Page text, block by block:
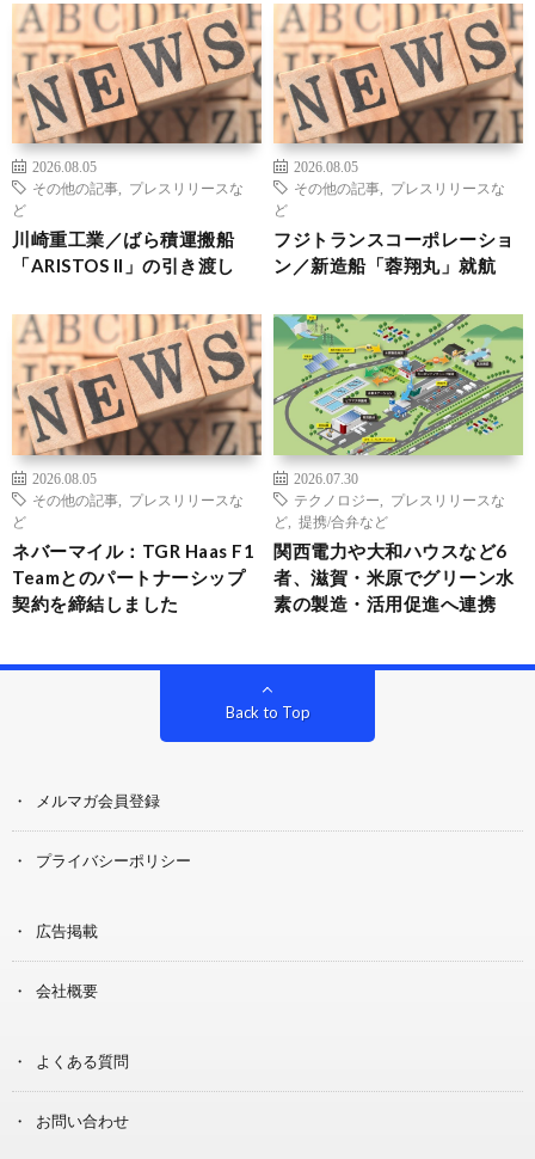
2026.08.05
その他の記事
プレスリリースな
ど
川崎重工業／ばら積運搬船
「ARISTOS II」の引き渡し
2026.08.05
その他の記事
プレスリリースな
ど
フジトランスコーポレーショ
ン／新造船「蓉翔丸」就航
2026.08.05
その他の記事
プレスリリースな
ど
ネバーマイル：TGR Haas F1
Teamとのパートナーシップ
契約を締結しました
2026.07.30
テクノロジー
プレスリリースな
ど
提携/合弁など
関西電力や大和ハウスなど6
者、滋賀・米原でグリーン水
素の製造・活用促進へ連携
Back to Top
メルマガ会員登録
プライバシーポリシー
広告掲載
会社概要
よくある質問
お問い合わせ